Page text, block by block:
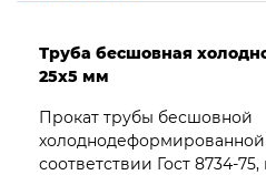
Труба бесшовная
25х5 мм
Прокат трубы бесшовной
холоднодеформированной
соответствии Гост 8734-